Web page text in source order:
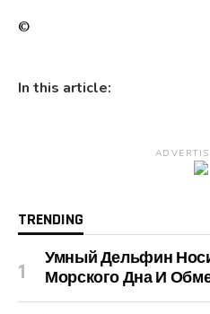
©
In this article:
TRENDING
Умный Дельфин
Морского Дна И